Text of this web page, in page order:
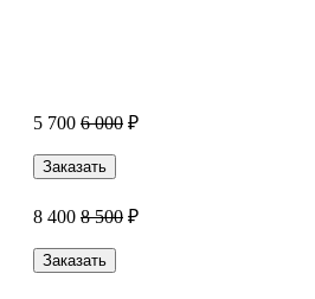
5 700 6 000 ₽
Заказать
8 400 8 500 ₽
Заказать